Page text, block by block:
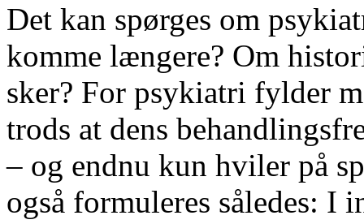
Det kan spørges om
komme længere? Om
sker? For psykiatri fylder
trods at dens
– og endnu kun hviler på
også formuleres således: I